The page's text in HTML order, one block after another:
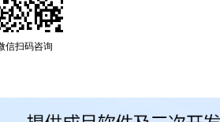
信扫码咨询